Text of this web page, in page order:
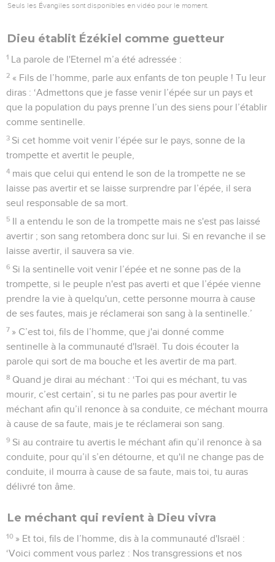
Seuls les Évangiles sont disponibles en vidéo pour le moment.
Dieu établit Ézékiel comme guetteur
1 La parole de l'Eternel m’a été adressée :
2 « Fils de l’homme, parle aux enfants de ton peuple ! Tu leur
diras : ‘Admettons que je fasse venir l’épée sur un pays et
que la population du pays prenne l’un des siens pour l’établir
comme sentinelle.
3 Si cet homme voit venir l’épée sur le pays, sonne de la
trompette et avertit le peuple,
4 mais que celui qui entend le son de la trompette ne se
laisse pas avertir et se laisse surprendre par l’épée, il sera
seul responsable de sa mort.
5 Il a entendu le son de la trompette mais ne s'est pas laissé
avertir ; son sang retombera donc sur lui. Si en revanche il se
laisse avertir, il sauvera sa vie.
6 Si la sentinelle voit venir l’épée et ne sonne pas de la
trompette, si le peuple n'est pas averti et que l’épée vienne
prendre la vie à quelqu'un, cette personne mourra à cause
de ses fautes, mais je réclamerai son sang à la sentinelle.’
7 » C’est toi, fils de l’homme, que j'ai donné comme
sentinelle à la communauté d'Israël. Tu dois écouter la
parole qui sort de ma bouche et les avertir de ma part.
8 Quand je dirai au méchant : ‘Toi qui es méchant, tu vas
mourir, c’est certain’, si tu ne parles pas pour avertir le
méchant afin qu’il renonce à sa conduite, ce méchant mourra
à cause de sa faute, mais je te réclamerai son sang.
9 Si au contraire tu avertis le méchant afin qu’il renonce à sa
conduite, pour qu’il s’en détourne, et qu'il ne change pas de
conduite, il mourra à cause de sa faute, mais toi, tu auras
délivré ton âme.
Le méchant qui revient à Dieu vivra
10 » Et toi, fils de l’homme, dis à la communauté d'Israël :
‘Voici comment vous parlez : Nos transgressions et nos